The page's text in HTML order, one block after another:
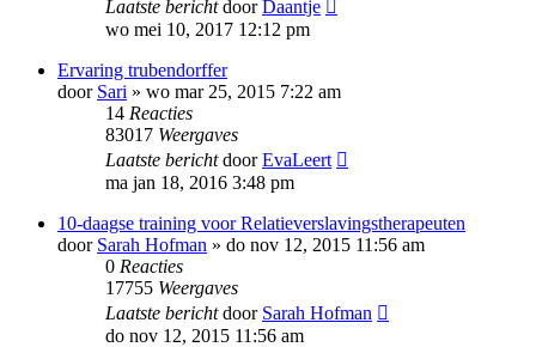
Laatste berichtdoorDaantje
wo mei 10, 2017 12:12 pm
Ervaring trubendorffer
door Sari » wo mar 25, 2015 7:22 am
14 Reacties
83017 Weergaves
Laatste berichtdoorEvaLeert
ma jan 18, 2016 3:48 pm
10-daagse training voor Relatieverslavingstherapeuten
door Sarah Hofman » do nov 12, 2015 11:56 am
0 Reacties
17755 Weergaves
Laatste berichtdoor Sarah Hofman
do nov 12, 2015 11:56 am